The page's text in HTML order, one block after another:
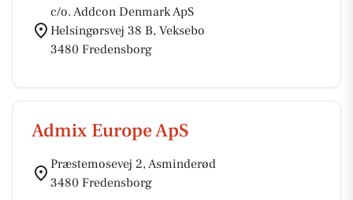
c/o. Addcon Denmark ApS
Helsingørsvej 38 B, Veksebo
3480 Fredensborg
Admix Europe ApS
Præstemosevej 2, Asminderød
3480 Fredensborg